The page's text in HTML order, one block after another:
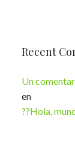
Recent
Un
en
??Hola,